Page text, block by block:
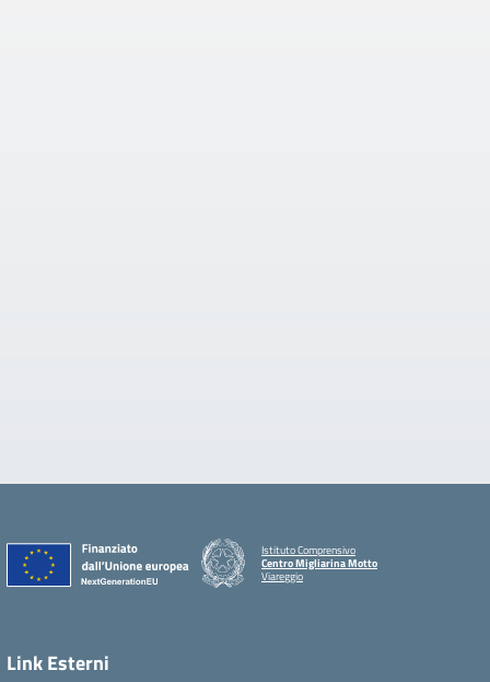
Istituto Comprensivo
Centro Migliarina Motto
Viareggio
Link Esterni